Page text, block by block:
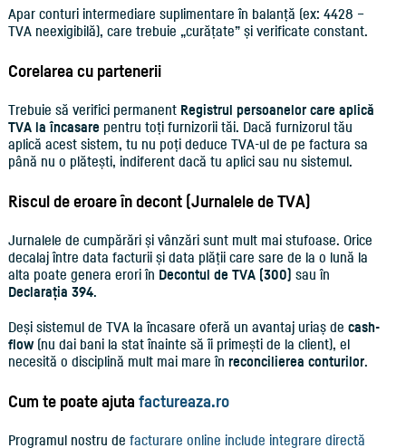
Apar conturi intermediare suplimentare în balanță (ex: 4428 –
TVA neexigibilă), care trebuie „curățate” și verificate constant.
Corelarea cu partenerii
Trebuie să verifici permanent Registrul persoanelor care aplică
TVA la încasare pentru toți furnizorii tăi. Dacă furnizorul tău
aplică acest sistem, tu nu poți deduce TVA-ul de pe factura sa
până nu o plătești, indiferent dacă tu aplici sau nu sistemul.
Riscul de eroare în decont (Jurnalele de TVA)
Jurnalele de cumpărări și vânzări sunt mult mai stufoase. Orice
decalaj între data facturii și data plății care sare de la o lună la
alta poate genera erori în Decontul de TVA (300) sau în
Declarația 394.
Deși sistemul de TVA la încasare oferă un avantaj uriaș de cash-
flow(nu dai bani la stat înainte să îi primești de la client), el
necesită o disciplină mult mai mare în reconcilierea conturilor.
Cum te poate ajuta factureaza.ro
Programul nostru de facturare online include integrare directă